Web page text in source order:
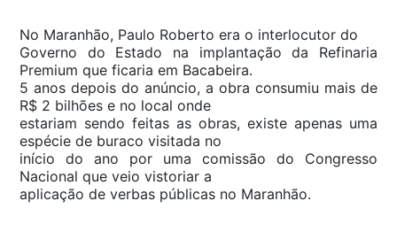
No Maranhão, Paulo Roberto era o interlocutor do
Governo do Estado na implantação da Refinaria
Premium que ficaria em Bacabeira.
5 anos depois do anúncio, a obra consumiu mais de
R$ 2 bilhões e no local onde
estariam sendo feitas as obras, existe apenas uma
espécie de buraco visitada no
início do ano por uma comissão do Congresso
Nacional que veio vistoriar a
aplicação de verbas públicas no Maranhão.